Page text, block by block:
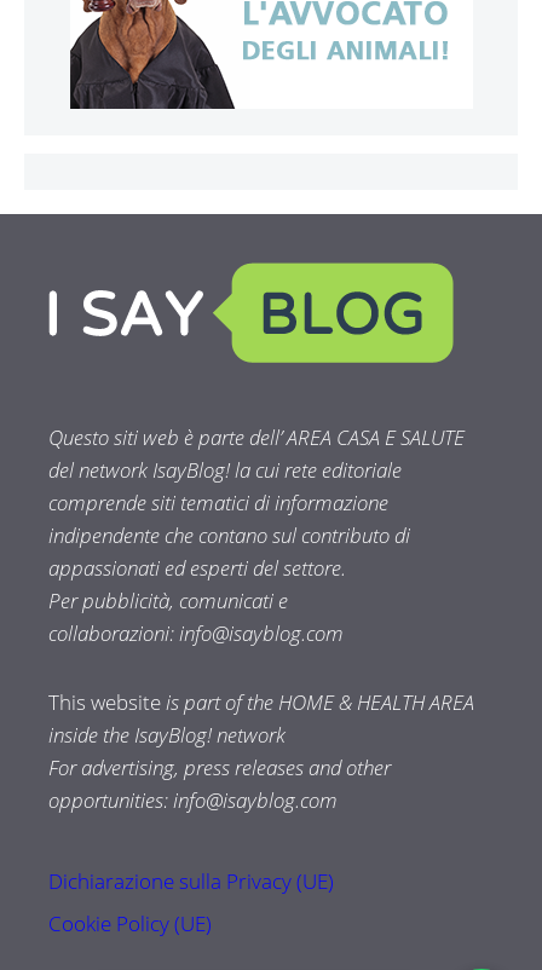
Questo siti web è parte dell’ AREA CASA E SALUTE
del network IsayBlog! la cui rete editoriale
comprende siti tematici di informazione
indipendente che contano sul contributo di
appassionati ed esperti del settore.
Per pubblicità, comunicati e
collaborazioni:info@isayblog.com
This websiteis part of the HOME & HEALTH AREA
inside the IsayBlog! network
For advertising, press releases and other
opportunities:info@isayblog.com
Dichiarazione sulla Privacy (UE)
Cookie Policy (UE)